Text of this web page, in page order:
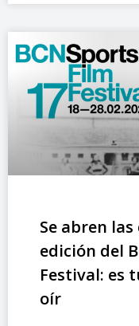
Se abren
edición del
Festival: es
oír